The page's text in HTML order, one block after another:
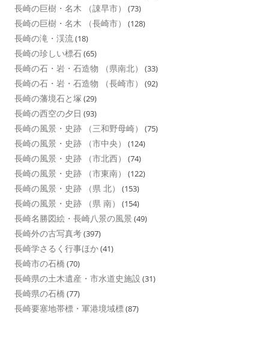
長崎の巨樹・名木 （諌早市） (73)
長崎の巨樹・名木 （長崎市） (128)
長崎の滝・渓流(18)
長崎の珍しい標石(65)
長崎の石・岩・石造物 （県南北） (33)
長崎の石・岩・石造物 （長崎市） (92)
長崎の藩境石と塚 (29)
長崎の西空の夕日 (93)
長崎の風景・史跡 （三和野母崎） (75)
長崎の風景・史跡 （市中央） (124)
長崎の風景・史跡 （市北西） (74)
長崎の風景・史跡 （市東南） (122)
長崎の風景・史跡 （県 北） (153)
長崎の風景・史跡 （県 南） (154)
長崎名勝図絵・長崎八景の風景 (49)
長崎外の古写真考(397)
長崎学さるく行事ほか(41)
長崎市の石橋 (70)
長崎県の土木遺産・市水道史施設 (31)
長崎県の石橋 (77)
長崎要塞地帯標・軍港境域標(87)